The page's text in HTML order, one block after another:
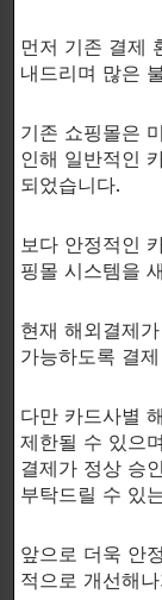
1일 최
사이
제품 정보
총 제
어린이
우 전
수술
성인용
본 제
을 진단,
먼저 기존 결제
내드리며 많은
기존 쇼핑몰은
인해 일반적인
되었습니다.
보다 안정적인
핑몰 시스템을
현재 해외결제
가능하도록 결
다만 카드사별
제한될 수 있으
결제가 정상 승
부탁드릴 수 있
앞으로 더욱 안
적으로 개선해